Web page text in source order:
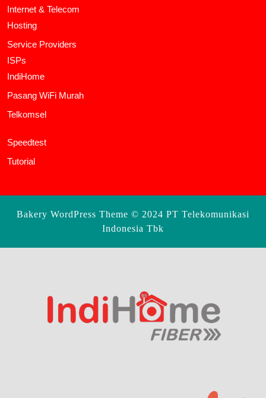
Internet & Telecom
Hosting
Service Providers
ISPs
IndiHome
Pasang WiFi Murah
Telkomsel
Speedtest
Tutorial
Bakery WordPress Theme © 2024 PT Telekomunikasi
Indonesia Tbk